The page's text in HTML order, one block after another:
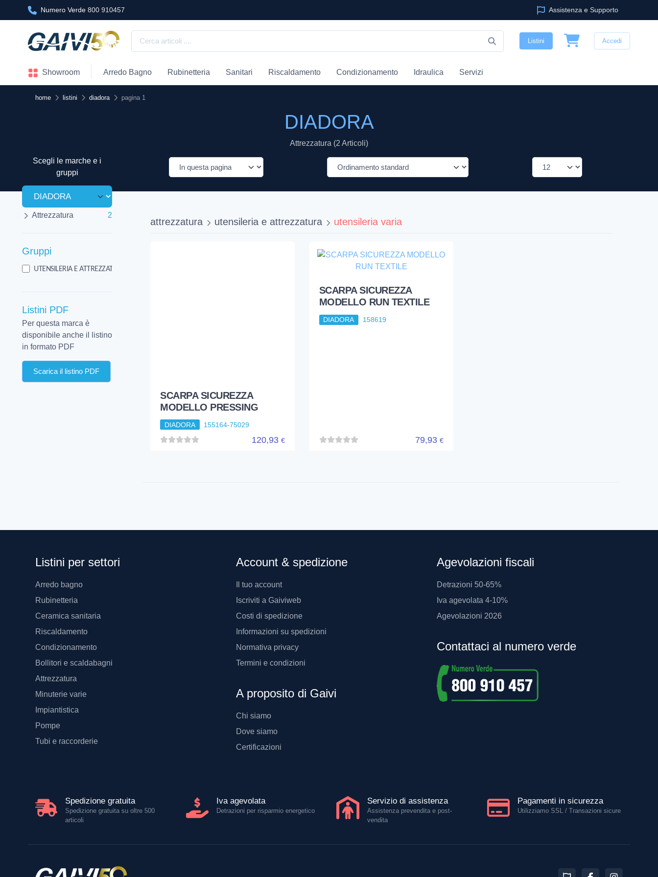
Numero Verde 800 910457 Assistenza e Supporto
Listini Accedi
Showroom Arredo Bagno Rubinetteria Sanitari Riscaldamento Condizionamento Idraulica Servizi
home listini diadora pagina 1
DIADORA
Attrezzatura (2 Articoli)
Scegli le marche e i
gruppi
Attrezzatura 2
Gruppi
UTENSILERIA E ATTREZZATURA
Listini PDF
Per questa marca è
disponibile anche il listino
in formato PDF
Scarica il listino PDF
attrezzatura utensileria e attrezzatura utensileria varia
SCARPA SICUREZZA
MODELLO PRESSING
DIADORA 155164-75029
120,93 €
SCARPA SICUREZZA
MODELLO RUN TEXTILE
DIADORA 158619
79,93€
Listini per settori
Arredo bagno
Rubinetteria
Ceramica sanitaria
Riscaldamento
Condizionamento
Bollitori e scaldabagni
Attrezzatura
Minuterie varie
Impiantistica
Pompe
Tubi e raccorderie
Account & spedizione
Il tuo account
Iscriviti a Gaiviweb
Costi di spedizione
Informazioni su spedizioni
Normativa privacy
Termini e condizioni
A proposito di Gaivi
Chi siamo
Dove siamo
Certificazioni
Agevolazioni fiscali
Detrazioni 50-65%
Iva agevolata 4-10%
Agevolazioni 2026
Contattaci al numero verde
Spedizione gratuita
Spedizione gratuita su oltre 500
articoli
Iva agevolata
Detrazioni per risparmio energetico
Servizio di assistenza
Assistenza prevendita e post-
vendita
Pagamenti in sicurezza
Utilizziamo SSL / Transazioni sicure